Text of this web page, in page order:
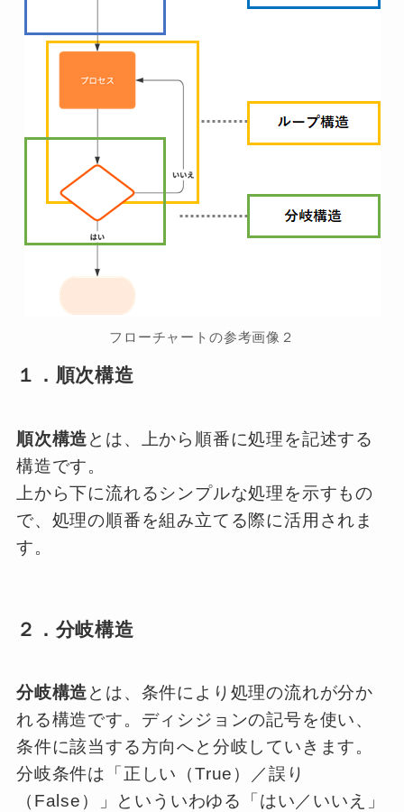
フローチャートの参考画像２
１．順次構造
順次構造とは、上から順番に処理を記述する
構造です。
上から下に流れるシンプルな処理を示すもの
で、処理の順番を組み立てる際に活用されま
す。
２．分岐構造
分岐構造とは、条件により処理の流れが分か
れる構造です。ディシジョンの記号を使い、
条件に該当する方向へと分岐していきます。
分岐条件は「正しい（True）／誤り
（False）」といういわゆる「はい／いいえ」